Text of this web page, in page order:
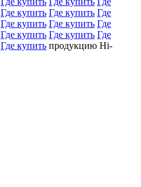
Где купить Где купить Где
Где купить Где купить Где
Где купить Где купить Где
Где купить продукцию Hi-